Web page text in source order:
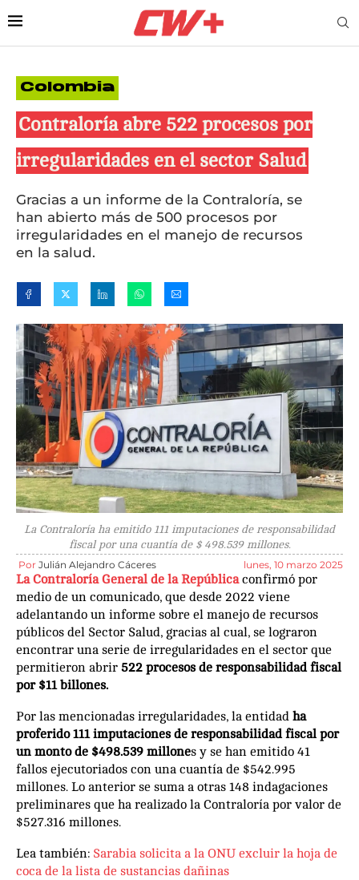
Colombia
Contraloría abre 522 procesos por
irregularidades en el sector Salud
Gracias a un informe de la Contraloría, se
han abierto más de 500 procesos por
irregularidades en el manejo de recursos
en la salud.
La Contraloría ha emitido 111 imputaciones de responsabilidad
fiscal por una cuantía de $ 498.539 millones.
Por Julián Alejandro Cáceres lunes, 10 marzo 2025
La Contraloría General de la Repúblicaconfirmó por
medio de un comunicado, que desde 2022 viene
adelantando un informe sobre el manejo de recursos
públicos del Sector Salud, gracias al cual, se lograron
encontrar una serie de irregularidades en el sector que
permitieron abrir 522 procesos de responsabilidad fiscal
por $11 billones.
Por las mencionadas irregularidades, la entidad ha
proferido 111 imputaciones de responsabilidad fiscal por
un monto de $498.539 millones y se han emitido 41
fallos ejecutoriados con una cuantía de $542.995
millones. Lo anterior se suma a otras 148 indagaciones
preliminares que ha realizado la Contraloría por valor de
$527.316 millones.
Lea también: Sarabia solicita a la ONU excluir la hoja de
coca de la lista de sustancias dañinas